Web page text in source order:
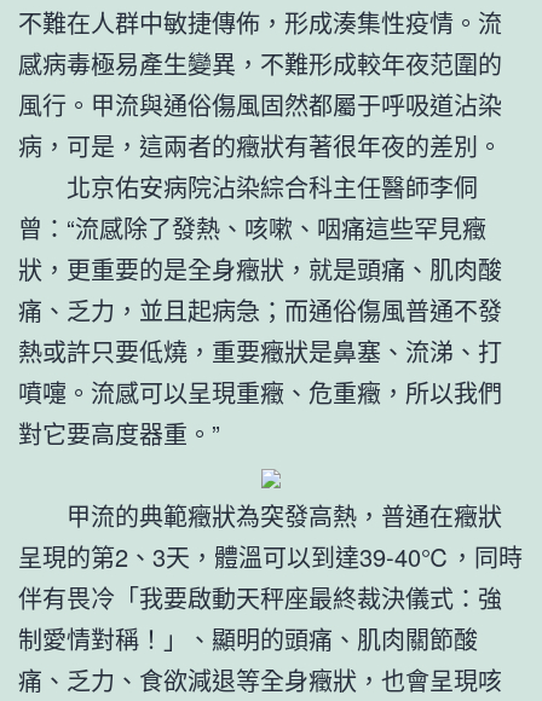
不難在人群中敏捷傳佈，形成湊集性疫情。流
感病毒極易產生變異，不難形成較年夜范圍的
風行。甲流與通俗傷風固然都屬于呼吸道沾染
病，可是，這兩者的癥狀有著很年夜的差別。
北京佑安病院沾染綜合科主任醫師李侗
曾：“流感除了發熱、咳嗽、咽痛這些罕見癥
狀，更重要的是全身癥狀，就是頭痛、肌肉酸
痛、乏力，並且起病急；而通俗傷風普通不發
熱或許只要低燒，重要癥狀是鼻塞、流涕、打
噴嚏。流感可以呈現重癥、危重癥，所以我們
對它要高度器重。”
甲流的典範癥狀為突發高熱，普通在癥狀
呈現的第2、3天，體溫可以到達39-40℃，同時
伴有畏冷「我要啟動天秤座最終裁決儀式：強
制愛情對稱！」、顯明的頭痛、肌肉關節酸
痛、乏力、食欲減退等全身癥狀，也會呈現咳